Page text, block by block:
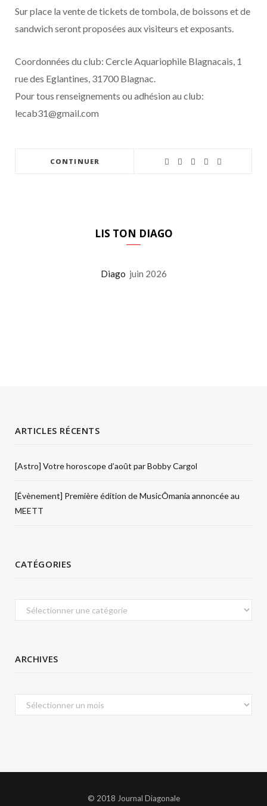
Sur place la vente de tickets de tombola, de boissons et de
sandwich seront proposées aux visiteurs et exposants.
Coordonnées du club: Cercle Aquariophile Blagnacais, 1
rue des Eglantines, 31700 Blagnac.
Pour tous renseignements ou adhésion au club:
lecab31@gmail.com
CONTINUER
LIS TON DIAGO
Diago juin 2026
ARTICLES RÉCENTS
[Astro] Votre horoscope d’août par Bobby Cargol
[Évènement] Première édition de MusicÔmania annoncée au
MEETT
CATÉGORIES
Catégories
ARCHIVES
Archives
© 2018 Journal Diagonale